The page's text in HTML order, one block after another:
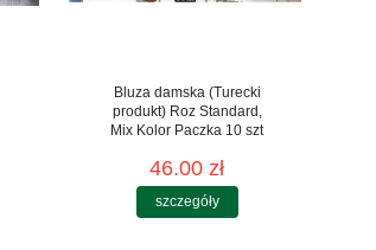
Bluza damska (Turecki
produkt) Roz Standard,
Mix Kolor Paczka 10 szt
46.00 zł
szczegóły